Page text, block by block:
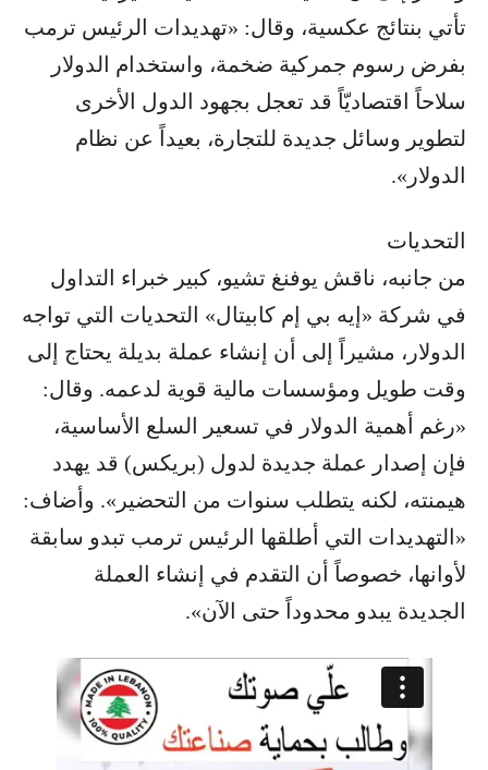
تأتي بنتائج عكسية، وقال: «تهديدات الرئيس ترمب
بفرض رسوم جمركية ضخمة، واستخدام الدولار
سلاحاً اقتصاديّاً قد تعجل بجهود الدول الأخرى
لتطوير وسائل جديدة للتجارة، بعيداً عن نظام
الدولار».
التحديات
من جانبه، ناقش يوفنغ تشيو، كبير خبراء التداول
في شركة «إيه بي إم كابيتال» التحديات التي تواجه
الدولار، مشيراً إلى أن إنشاء عملة بديلة يحتاج إلى
وقت طويل ومؤسسات مالية قوية لدعمه. وقال:
«رغم أهمية الدولار في تسعير السلع الأساسية،
فإن إصدار عملة جديدة لدول (بريكس) قد يهدد
هيمنته، لكنه يتطلب سنوات من التحضير». وأضاف:
«التهديدات التي أطلقها الرئيس ترمب تبدو سابقة
لأوانها، خصوصاً أن التقدم في إنشاء العملة
الجديدة يبدو محدوداً حتى الآن».